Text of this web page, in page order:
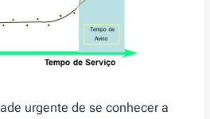
urgente de se conhecer a